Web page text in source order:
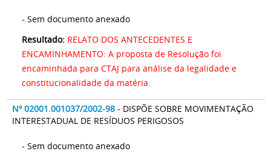
- Sem documento anexado
Resultado: RELATO DOS ANTECEDENTES E
ENCAMINHAMENTO: A proposta de Resolução foi
encaminhada para CTAJ para análise da legalidade e
constitucionalidade da matéria.
Nº 02001.001037/2002-98 - DISPÕE SOBRE MOVIMENTAÇÃO
INTERESTADUAL DE RESÍDUOS PERIGOSOS
- Sem documento anexado